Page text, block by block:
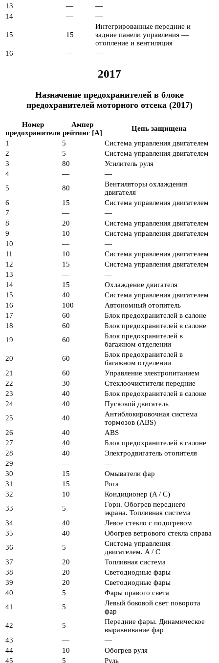
13
—
—
14
— —
15 15
Интегрированные передние и
задние панели управления —
отопление и вентиляция
16
— —
2017
Назначение предохранителей в блоке
предохранителей моторного отсека (2017)
Номер
предохранителя
Ампер
рейтинг [A]
Цепь защищена
1
5
Система управления двигателем
2
5
Система управления двигателем
3
80
Усилитель руля
4
—
—
5
80
Вентиляторы охлаждения
двигателя
6
15
Система управления двигателем
7
—
—
8
20
Система управления двигателем
9
10
Система управления двигателем
10
—
—
11
10
Система управления двигателем
12
15
Система управления двигателем
13
—
—
14
15
Охлаждение двигателя
15
40
Система управления двигателем
16
100
Автономный отопитель
17
60
Блок предохранителей в салоне
18
60
Блок предохранителей в салоне
19
60
Блок предохранителей в
багажном отделении
20
60
Блок предохранителей в
багажном отделении
21
60
Управление электропитанием
22
30
Стеклоочистители передние
23
40
Блок предохранителей в салоне
24
40
Пусковой двигатель
25
40
Антиблокировочная система
тормозов (ABS)
26
40
ABS
27
40
Блок предохранителей в салоне
28
40
Электродвигатель отопителя
29
—
—
30
15
Омыватели фар
31
15
Рога
32
10
Кондиционер (A / C)
33
5
Горн. Обогрев переднего
экрана. Топливная система
34
40
Левое стекло с подогревом
35
40
Обогрев ветрового стекла справа
36
5
Система управления
двигателем. A / C
37
20
Топливная система
38
20
Светодиодные фары
39
20
Светодиодные фары
40
5
Фары правого света
41
5
Левый боковой свет поворота
фар
42
5
Передние фары. Динамическое
выравнивание фар
43
—
—
44
10
Обогрев руля
45
5 Руль